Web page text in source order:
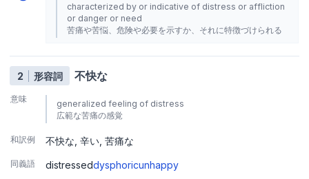
characterized by or indicative of distress or affliction
or danger or need
苦痛や苦悩、危険や必要を示すか、それに特徴づけられる
2 形容詞 不快な
意味
generalized feeling of distress
広範な苦痛の感覚
和訳例 不快な 辛い 苦痛な
同義語 distresseddysphoricunhappy